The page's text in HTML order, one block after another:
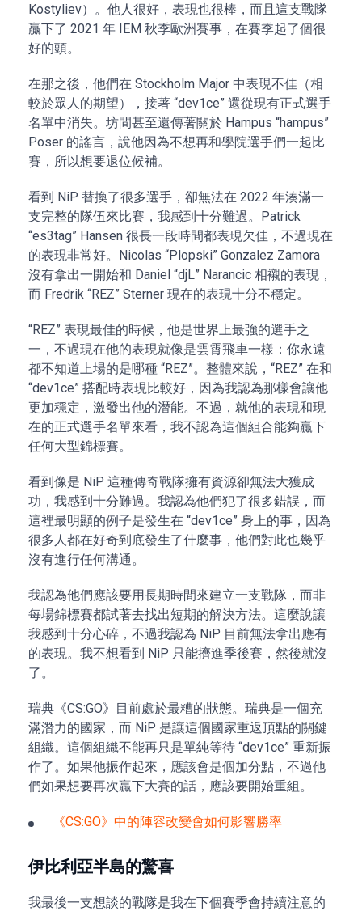
Kostyliev）。他人很好，表現也很棒，而且這支戰隊
贏下了 2021 年 IEM 秋季歐洲賽事，在賽季起了個很
好的頭。
在那之後，他們在 Stockholm Major 中表現不佳（相
較於眾人的期望），接著 “dev1ce” 還從現有正式選手
名單中消失。坊間甚至還傳著關於 Hampus “hampus”
Poser 的謠言，說他因為不想再和學院選手們一起比
賽，所以想要退位候補。
看到 NiP 替換了很多選手，卻無法在 2022 年湊滿一
支完整的隊伍來比賽，我感到十分難過。Patrick
“es3tag” Hansen 很長一段時間都表現欠佳，不過現在
的表現非常好。Nicolas “Plopski” Gonzalez Zamora
沒有拿出一開始和 Daniel “djL” Narancic 相襯的表現，
而 Fredrik “REZ” Sterner 現在的表現十分不穩定。
“REZ” 表現最佳的時候，他是世界上最強的選手之
一，不過現在他的表現就像是雲霄飛車一樣：你永遠
都不知道上場的是哪種 “REZ”。整體來說，“REZ” 在和
“dev1ce” 搭配時表現比較好，因為我認為那樣會讓他
更加穩定，激發出他的潛能。不過，就他的表現和現
在的正式選手名單來看，我不認為這個組合能夠贏下
任何大型錦標賽。
看到像是 NiP 這種傳奇戰隊擁有資源卻無法大獲成
功，我感到十分難過。我認為他們犯了很多錯誤，而
這裡最明顯的例子是發生在 “dev1ce” 身上的事，因為
很多人都在好奇到底發生了什麼事，他們對此也幾乎
沒有進行任何溝通。
我認為他們應該要用長期時間來建立一支戰隊，而非
每場錦標賽都試著去找出短期的解決方法。這麼說讓
我感到十分心碎，不過我認為 NiP 目前無法拿出應有
的表現。我不想看到 NiP 只能擠進季後賽，然後就沒
了。
瑞典《CS:GO》目前處於最糟的狀態。瑞典是一個充
滿潛力的國家，而 NiP 是讓這個國家重返頂點的關鍵
組織。這個組織不能再只是單純等待 “dev1ce” 重新振
作了。如果他振作起來，應該會是個加分點，不過他
們如果想要再次贏下大賽的話，應該要開始重組。
《CS:GO》中的陣容改變會如何影響勝率
伊比利亞半島的驚喜
我最後一支想談的戰隊是我在下個賽季會持續注意的